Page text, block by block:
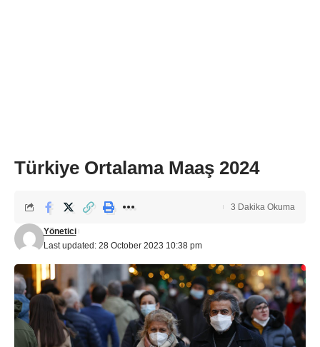
Türkiye Ortalama Maaş 2024
Last updated: 28 October 2023 10:38 pm
Yönetici
3 Dakika Okuma